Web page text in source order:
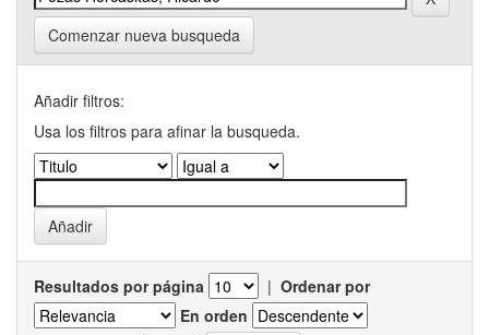
Comenzar nueva busqueda
Añadir filtros:
Usa los filtros para afinar la busqueda.
Resultados por página | Ordenar por
En orden